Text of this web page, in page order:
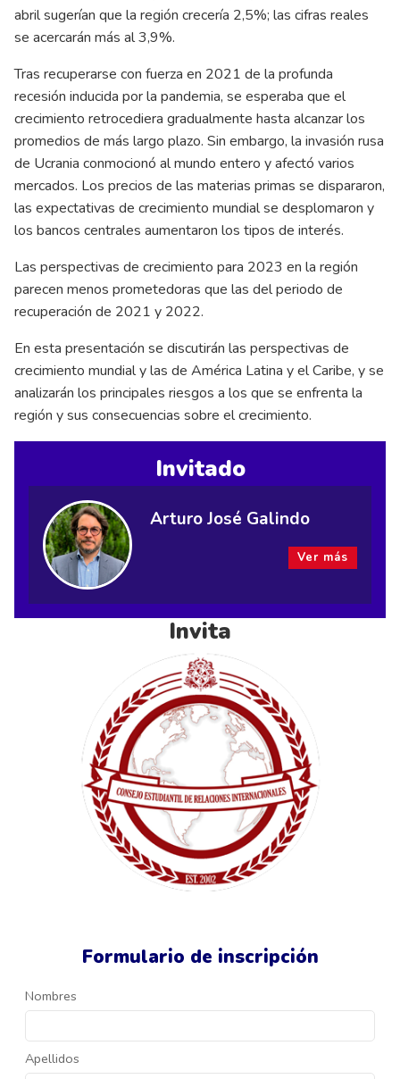
Formulario de inscripción
Nombres
Apellidos
abril sugerían que la región crecería 2,5%; las cifras reales
se acercarán más al 3,9%.
Tras recuperarse con fuerza en 2021 de la profunda
recesión inducida por la pandemia, se esperaba que el
crecimiento retrocediera gradualmente hasta alcanzar los
promedios de más largo plazo. Sin embargo, la invasión rusa
de Ucrania conmocionó al mundo entero y afectó varios
mercados. Los precios de las materias primas se dispararon,
las expectativas de crecimiento mundial se desplomaron y
los bancos centrales aumentaron los tipos de interés.
Las perspectivas de crecimiento para 2023 en la región
parecen menos prometedoras que las del periodo de
recuperación de 2021 y 2022.
En esta presentación se discutirán las perspectivas de
crecimiento mundial y las de América Latina y el Caribe, y se
analizarán los principales riesgos a los que se enfrenta la
región y sus consecuencias sobre el crecimiento.
Invitado
Arturo José Galindo
Ver más
Invita